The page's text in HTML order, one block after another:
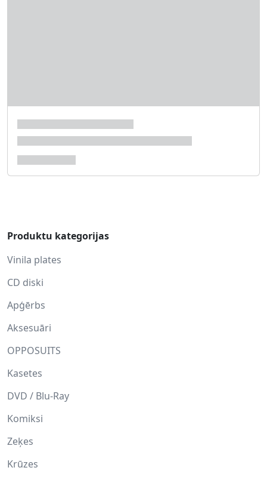
Produktu kategorijas
Vinila plates
CD diski
Apģērbs
Aksesuāri
OPPOSUITS
Kasetes
DVD / Blu-Ray
Komiksi
Zeķes
Krūzes